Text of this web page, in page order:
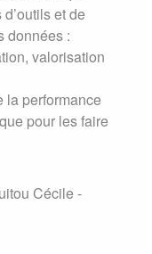
et de
données :
valorisation
la performance
pour les faire
Cécile -